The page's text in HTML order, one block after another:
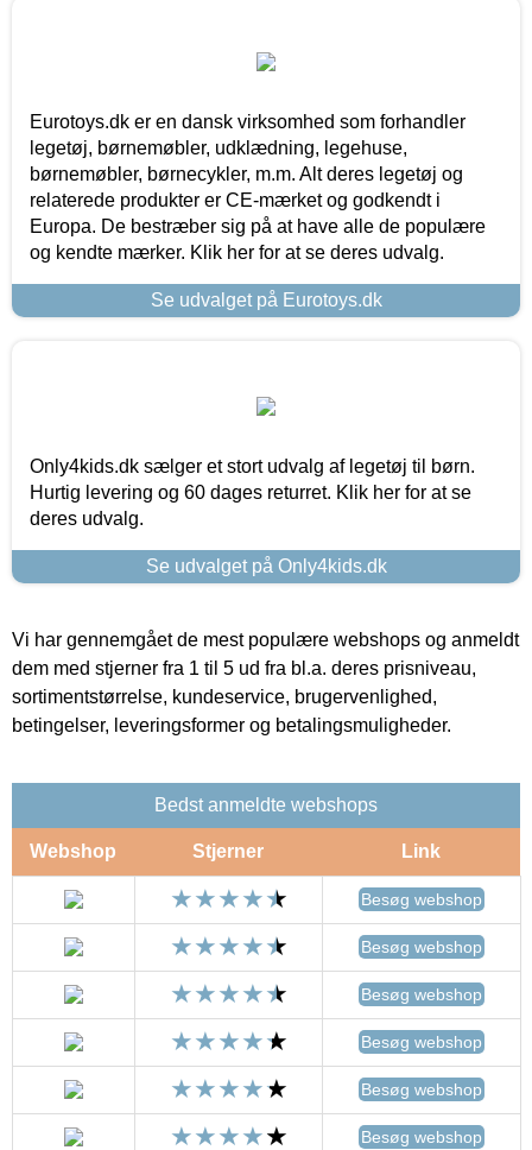
Eurotoys.dk er en dansk virksomhed som forhandler
legetøj, børnemøbler, udklædning, legehuse,
børnemøbler, børnecykler, m.m. Alt deres legetøj og
relaterede produkter er CE-mærket og godkendt i
Europa. De bestræber sig på at have alle de populære
og kendte mærker. Klik her for at se deres udvalg.
Se udvalget på Eurotoys.dk
Only4kids.dk sælger et stort udvalg af legetøj til børn.
Hurtig levering og 60 dages returret. Klik her for at se
deres udvalg.
Se udvalget på Only4kids.dk
Vi har gennemgået de mest populære webshops og anmeldt
dem med stjerner fra 1 til 5 ud fra bl.a. deres prisniveau,
sortimentstørrelse, kundeservice, brugervenlighed,
betingelser, leveringsformer og betalingsmuligheder.
Bedst anmeldte webshops
Webshop Stjerner Link
Besøg webshop
Besøg webshop
Besøg webshop
Besøg webshop
Besøg webshop
Besøg webshop